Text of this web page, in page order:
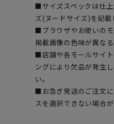
■サイズスペックは仕
ズ(ヌードサイズ)を記載
■ブラウザやお使いの
掲載画像の色味が異な
■店舗や各モールサイ
ングにより欠品が発生
い。
■お急ぎ発送のご注文
スを選択できない場合が